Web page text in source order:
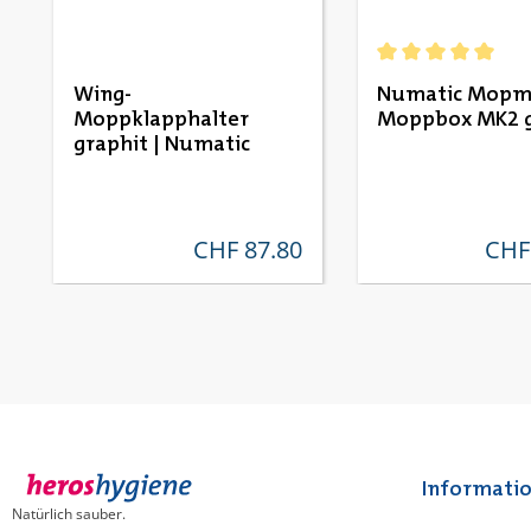
Wing-
Moppklapphalter
graphit | Numatic
regulärer preis:
CHF 87.80
Numatic
Moppbox MK2
Natürlich sauber.